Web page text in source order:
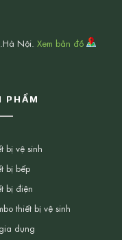
Nội. Xem bản đồ
PHẨM
bị vệ sinh
bị bếp
bị điện
thiết bị vệ sinh
dụng